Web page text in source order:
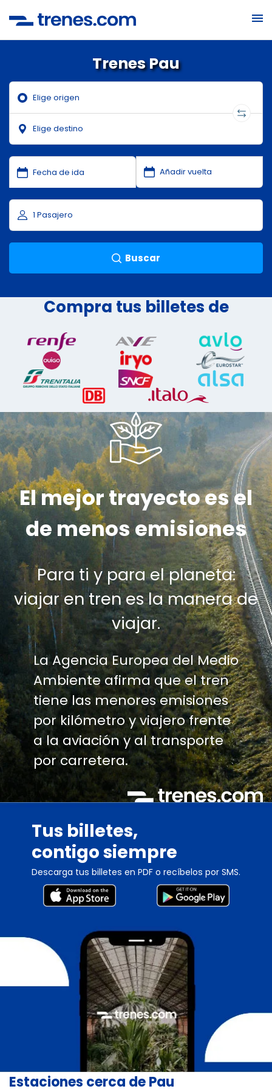
Trenes Pau
Buscar
Compra tus billetes de
El mejor trayecto es el
de menos emisiones
Para ti y para el planeta:
viajar en tren es la manera de
viajar.
La Agencia Europea del Medio
Ambiente afirma que el tren
tiene las menores emisiones
por kilómetro y viajero frente
a la aviación y al transporte
por carretera.
Tus billetes,
contigo siempre
Descarga tus billetes en PDF o recíbelos por SMS.
Estaciones cerca de Pau